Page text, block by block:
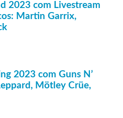
2023 com Livestream
Martin Garrix,
2023 com Guns N’
Mötley Crüe,